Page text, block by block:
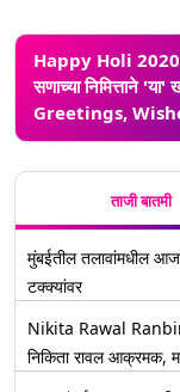
Happy Holi 2020
सणाच्या निमित्ताने
Greetings,
Whatsapp Status
ताजी बातमी
मुंबईतील तलावांमधील
टक्क्यांवर
Nikita Rawal Ranbir
निकिता रावल आक्रमक,